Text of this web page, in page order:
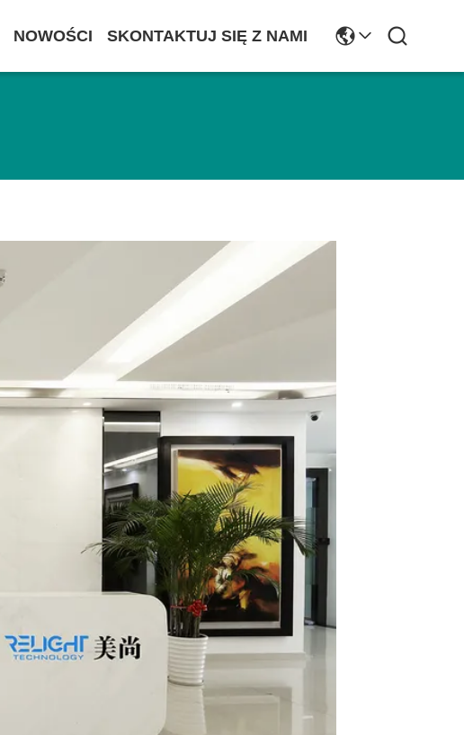
NOWOŚCI SKONTAKTUJ SIĘ Z NAMI